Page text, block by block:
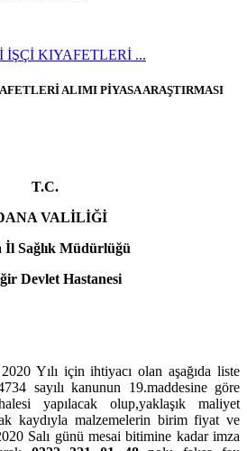
İŞÇİ KIYAFETLERİ ...
ALIMI PİYASA ARAŞTIRMASI
T.C.
VALİLİĞİ
İl Sağlık Müdürlüğü
Devlet Hastanesi
için ihtiyacı olan aşağıda liste
sayılı kanunun 19.maddesine göre
yapılacak olup,yaklaşık maliyet
kaydıyla malzemelerin birim fiyat ve
Salı günü mesai bitimine kadar imza